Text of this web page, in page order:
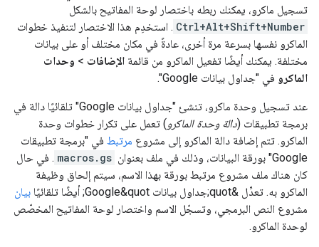
تسجيل ماكرو، يمكنك ربطه باختصار لوحة المفاتيح بالشكل
Ctrl+Alt+Shift+Number . استخدِم هذا الاختصار لتنفيذ خطوات
الماكرو نفسها بسرعة مرة أخرى، عادةً في مكان مختلف أو على بيانات
مختلفة. يمكنك أيضًا تفعيل الماكرو من قائمة الإضافات > وحدات
الماكرو في "جداول بيانات Google".
عند تسجيل وحدة ماكرو، تنشئ "جداول بيانات Google" تلقائيًا دالة في
برمجة تطبيقات (دالة وحدة الماكرو) تعمل على تكرار خطوات وحدة
الماكرو. تتم إضافة دالة الماكرو إلى مشروع مرتبط في "برمجة تطبيقات
Google" بورقة البيانات، وذلك في ملف بعنوان
macros.gs . في حال
كان هناك ملف مشروع مرتبط بورقة بهذا الاسم، سيتم إلحاق وظيفة
الماكرو به. تعدِّل &quot;جداول بيانات Google&quot; أيضًا تلقائيًا
بيان
مشروع النص البرمجي، وتسجّل الاسم واختصار لوحة المفاتيح المخصّص
لوحدة الماكرو.